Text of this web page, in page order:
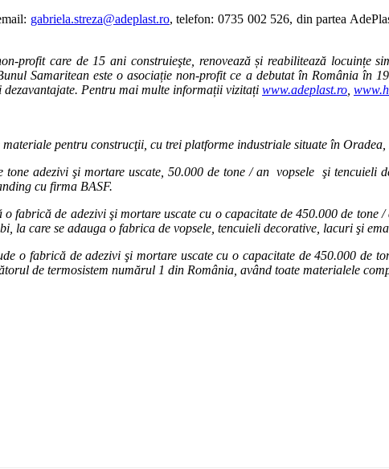
gabriela.streza@adeplast.ro, telefon: 0735 002 526, din partea
profit care de 15 ani construieşte, renovează și reabilitează locuințe
Samaritean este o asociație non-profit ce a debutat în România în
Pentru mai multe informații vizitați www.adeplast.ro,
pentru construcţii, cu trei platforme industriale situate în Oradea,
tone adezivi şi mortare uscate, 50.000 de tone / an vopsele şi
cu firma BASF.
fabrică de adezivi şi mortare uscate cu o capacitate de 450.000 de
la care se adauga o fabrica de vopsele, tencuieli decorative, lacuri şi
o fabrică de adezivi şi mortare uscate cu o capacitate de 450.000 de
de termosistem numărul 1 din România, având toate materialele